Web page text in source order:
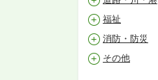
福祉
消防・防災
その他